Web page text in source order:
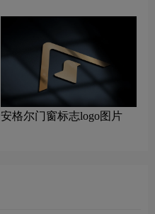
安格尔门窗标志logo图片